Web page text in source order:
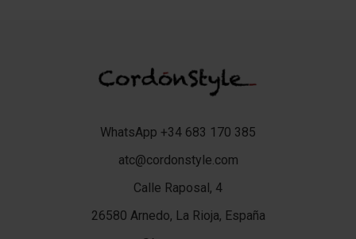
WhatsApp +34 683 170 385
atc@cordonstyle.com
Calle Raposal, 4
26580 Arnedo, La Rioja, España